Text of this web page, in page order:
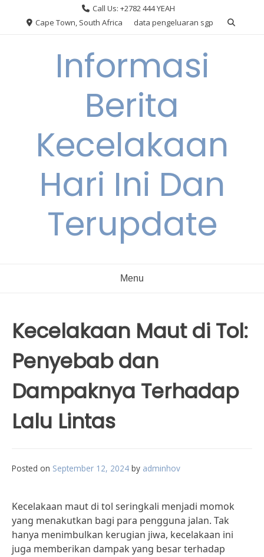
Call Us: +2782 444 YEAH
Cape Town, South Africa
data pengeluaran sgp
Informasi
Berita
Kecelakaan
Hari Ini Dan
Terupdate
Menu
Kecelakaan Maut di Tol:
Penyebab dan
Dampaknya Terhadap
Lalu Lintas
Posted on September 12, 2024 by adminhov
Kecelakaan maut di tol seringkali menjadi momok
yang menakutkan bagi para pengguna jalan. Tak
hanya menimbulkan kerugian jiwa, kecelakaan ini
juga memberikan dampak yang besar terhadap